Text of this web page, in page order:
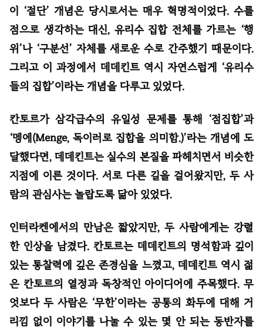
이 ‘절단’ 개념은 당시로서는 매우 혁명적이었다. 수를
점으로 생각하는 대신, 유리수 집합 전체를 가르는 ‘행
위’나 ‘구분선’ 자체를 새로운 수로 간주했기 때문이다.
그리고 이 과정에서 데데킨트 역시 자연스럽게 ‘유리수
들의 집합’이라는 개념을 다루고 있었다.
칸토르가 삼각급수의 유일성 문제를 통해 ‘점집합’과
‘멩에(Menge, 독이러로 집합을 의미함.)’라는 개념에 도
달했다면, 데데킨트는 실수의 본질을 파헤치면서 비슷한
지점에 이른 것이다. 서로 다른 길을 걸어왔지만, 두 사
람의 관심사는 놀랍도록 닮아 있었다.
인터라켄에서의 만남은 짧았지만, 두 사람에게는 강렬
한 인상을 남겼다. 칸토르는 데데킨트의 명석함과 깊이
있는 통찰력에 깊은 존경심을 느꼈고, 데데킨트 역시 젊
은 칸토르의 열정과 독창적인 아이디어에 주목했다. 무
엇보다 두 사람은 ‘무한’이라는 공통의 화두에 대해 거
리낌 없이 이야기를 나눌 수 있는 몇 안 되는 동반자를